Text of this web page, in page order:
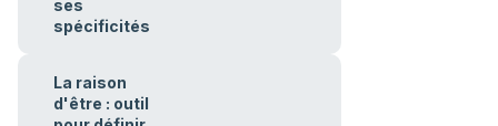
ses
spécificités
La raison
d'être : outil